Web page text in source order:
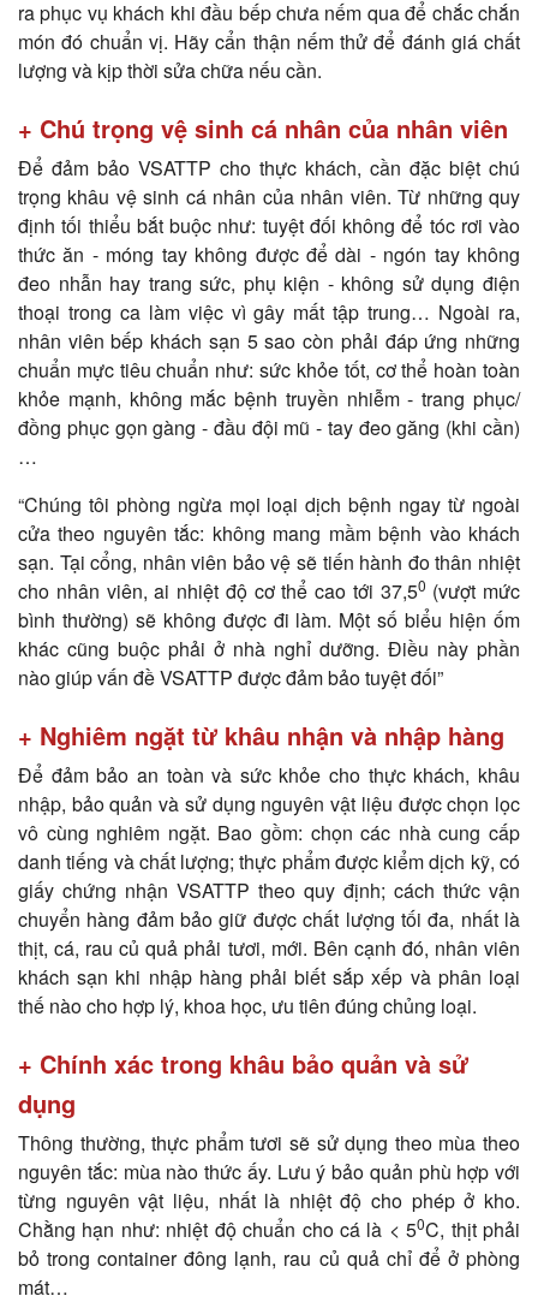
ra phục vụ khách khi đầu bếp chưa nếm qua để chắc chắn
món đó chuẩn vị. Hãy cẩn thận nếm thử để đánh giá chất
lượng và kịp thời sửa chữa nếu cần.
+ Chú trọng vệ sinh cá nhân của nhân viên
Để đảm bảo VSATTP cho thực khách, cần đặc biệt chú
trọng khâu vệ sinh cá nhân của nhân viên. Từ những quy
định tối thiểu bắt buộc như: tuyệt đối không để tóc rơi vào
thức ăn - móng tay không được để dài - ngón tay không
đeo nhẫn hay trang sức, phụ kiện - không sử dụng điện
thoại trong ca làm việc vì gây mất tập trung… Ngoài ra,
nhân viên bếp khách sạn 5 sao còn phải đáp ứng những
chuẩn mực tiêu chuẩn như: sức khỏe tốt, cơ thể hoàn toàn
khỏe mạnh, không mắc bệnh truyền nhiễm - trang phục/
đồng phục gọn gàng - đầu đội mũ - tay đeo găng (khi cần)
…
“Chúng tôi phòng ngừa mọi loại dịch bệnh ngay từ ngoài
cửa theo nguyên tắc: không mang mầm bệnh vào khách
sạn. Tại cổng, nhân viên bảo vệ sẽ tiến hành đo thân nhiệt
cho nhân viên, ai nhiệt độ cơ thể cao tới 37,50 (vượt mức
bình thường) sẽ không được đi làm. Một số biểu hiện ốm
khác cũng buộc phải ở nhà nghỉ dưỡng. Điều này phần
nào giúp vấn đề VSATTP được đảm bảo tuyệt đối”
+ Nghiêm ngặt từ khâu nhận và nhập hàng
Để đảm bảo an toàn và sức khỏe cho thực khách, khâu
nhập, bảo quản và sử dụng nguyên vật liệu được chọn lọc
vô cùng nghiêm ngặt. Bao gồm: chọn các nhà cung cấp
danh tiếng và chất lượng; thực phẩm được kiểm dịch kỹ, có
giấy chứng nhận VSATTP theo quy định; cách thức vận
chuyển hàng đảm bảo giữ được chất lượng tối đa, nhất là
thịt, cá, rau củ quả phải tươi, mới. Bên cạnh đó, nhân viên
khách sạn khi nhập hàng phải biết sắp xếp và phân loại
thế nào cho hợp lý, khoa học, ưu tiên đúng chủng loại.
+ Chính xác trong khâu bảo quản và sử
dụng
Thông thường, thực phẩm tươi sẽ sử dụng theo mùa theo
nguyên tắc: mùa nào thức ấy. Lưu ý bảo quản phù hợp với
từng nguyên vật liệu, nhất là nhiệt độ cho phép ở kho.
Chằng hạn như: nhiệt độ chuẩn cho cá là < 50C, thịt phải
bỏ trong container đông lạnh, rau củ quả chỉ để ở phòng
mát…